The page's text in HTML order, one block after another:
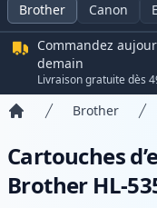
Brother Canon
Commandez
demain
Livraison gratuite dès
Brother
Cartouches
Brother HL-